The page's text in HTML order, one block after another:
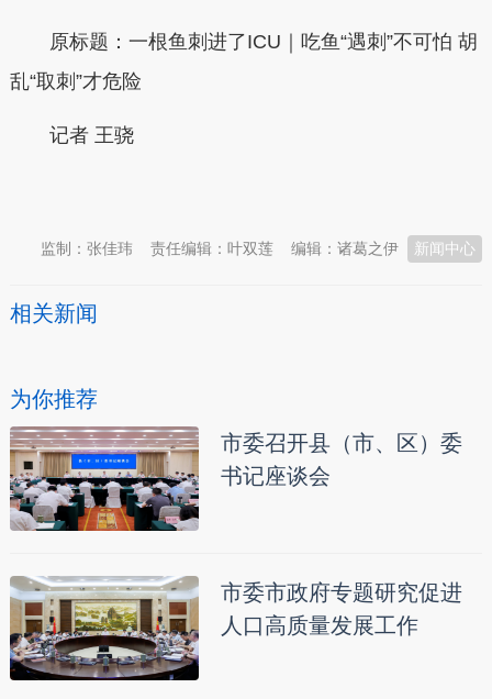
原标题： 一根鱼刺进了ICU｜吃鱼“遇刺”不可怕 胡
乱“取刺”才危险
记者 王骁
新闻中心
编辑：诸葛之伊
责任编辑：叶双莲
监制：张佳玮
相关新闻
为你推荐
市委召开县（市、区）委
书记座谈会
市委市政府专题研究促进
人口高质量发展工作